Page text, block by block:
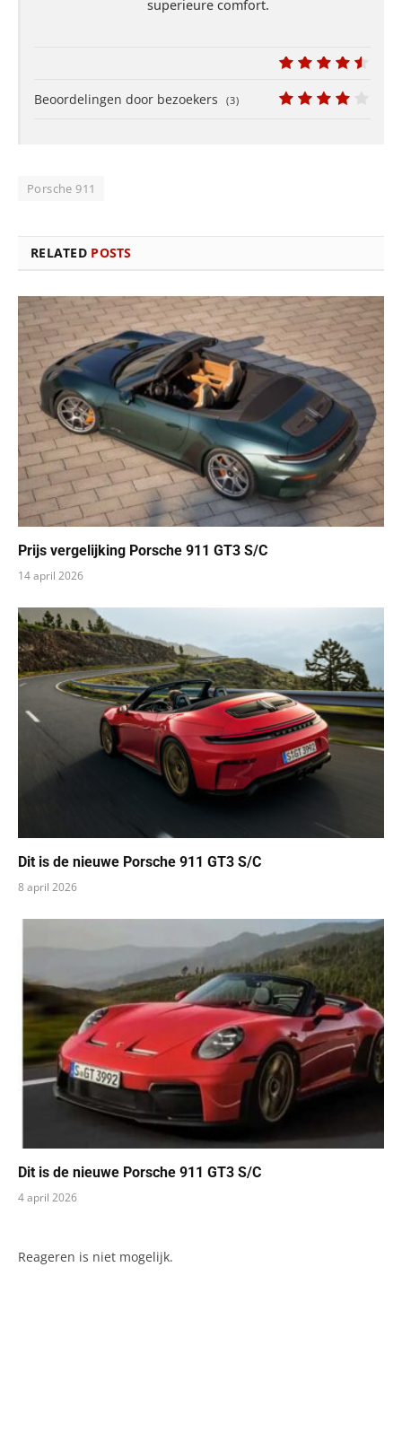
superieure comfort.
Beoordelingen door bezoekers (3)
Porsche 911
RELATED POSTS
Prijs vergelijking Porsche 911 GT3 S/C
14 april 2026
Dit is de nieuwe Porsche 911 GT3 S/C
8 april 2026
Dit is de nieuwe Porsche 911 GT3 S/C
4 april 2026
Reageren is niet mogelijk.